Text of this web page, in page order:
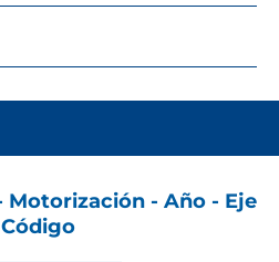
Motorización - Año - Eje